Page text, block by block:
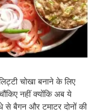
चोखा बनाने के लिए
नहीं क्योंकि अब ये
बैगन और टमाटर दोनों की